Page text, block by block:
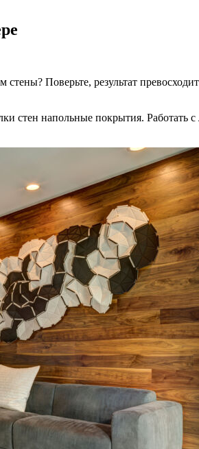
Поверьте, результат
стен напольные покрытия. Работать